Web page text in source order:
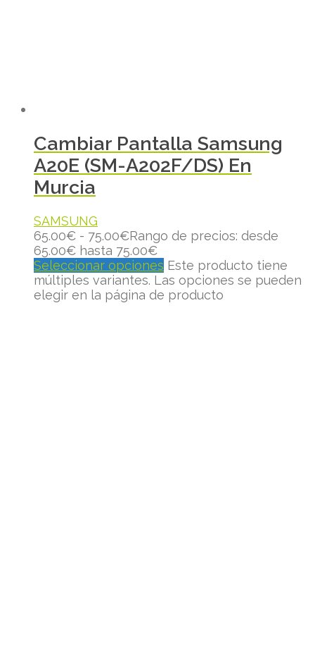
Cambiar Pantalla Samsung
A20E (SM-A202F/DS) En
Murcia
SAMSUNG
65.00€ - 75.00€Rango de precios: desde
65.00€ hasta 75.00€
Seleccionar opciones Este producto tiene
múltiples variantes. Las opciones se pueden
elegir en la página de producto